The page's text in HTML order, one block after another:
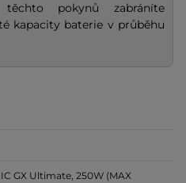
těchto pokynů zabráníte
kapacity baterie v průběhu
GX Ultimate, 250W (MAX